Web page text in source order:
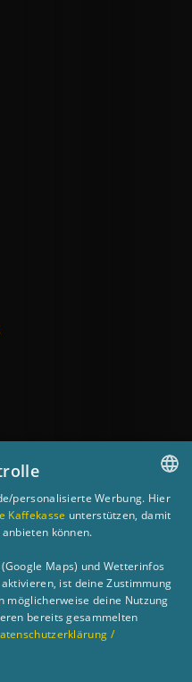
GERMAN
personalisierte Werbung. Hier
Kaffekasse unterstützen, damit
können.
Maps) und Wetterinfos
ist deine Zustimmung
deine Nutzung
bereits gesammelten
/